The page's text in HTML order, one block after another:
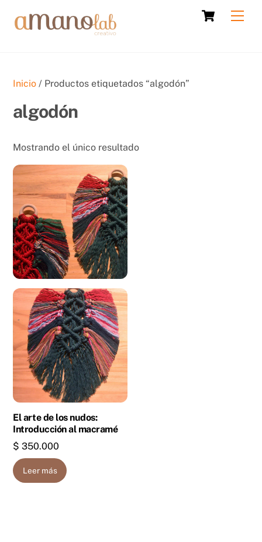
Cart
Inicio / Productos etiquetados “algodón”
algodón
Mostrando el único resultado
El arte de los nudos:
Introducción al macramé
$ 350.000
Leer más